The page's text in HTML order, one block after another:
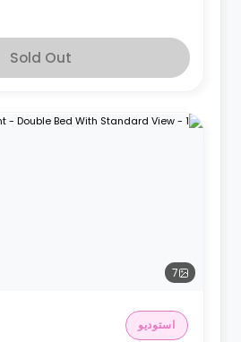
Sold Out
7
استوديو